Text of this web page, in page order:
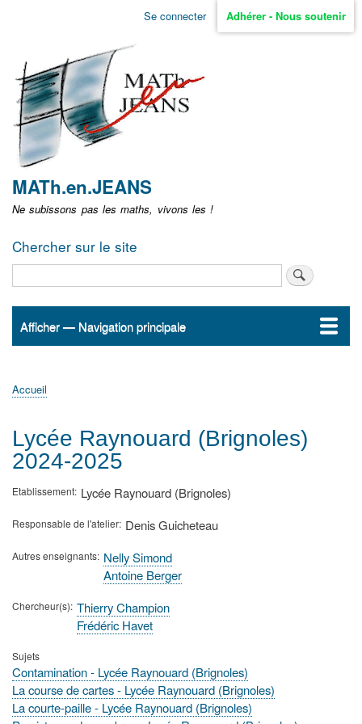
Aller
non
identifié
Se connecter Adhérer - Nous soutenir
MATh.en.JEANS
Ne subissons pas les maths, vivons les !
Chercher sur le site
Navigation
Afficher — Navigation principale
Accueil
ActualitésMATh.en.JEANS ?
Régions et Ateliers
Créer, gérer un atelier
Sujets/Publications
Congrès
d'Ariane
Accueil
Lycée Raynouard (Brignoles)
2024-2025
Etablissement Lycée Raynouard (Brignoles)
Responsable de l'atelier Denis Guicheteau
Autres enseignants Nelly Simond
Antoine Berger
Chercheur(s) Thierry Champion
Frédéric Havet
Sujets
Contamination - Lycée Raynouard (Brignoles)
La course de cartes - Lycée Raynouard (Brignoles)
La courte-paille - Lycée Raynouard (Brignoles)